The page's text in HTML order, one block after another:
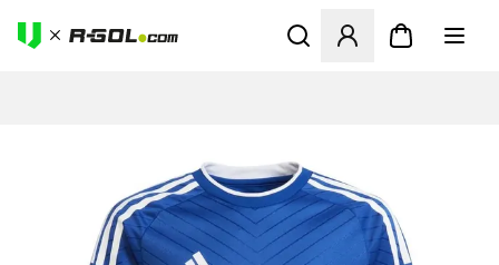
Ανοίγει ένα Modal για να